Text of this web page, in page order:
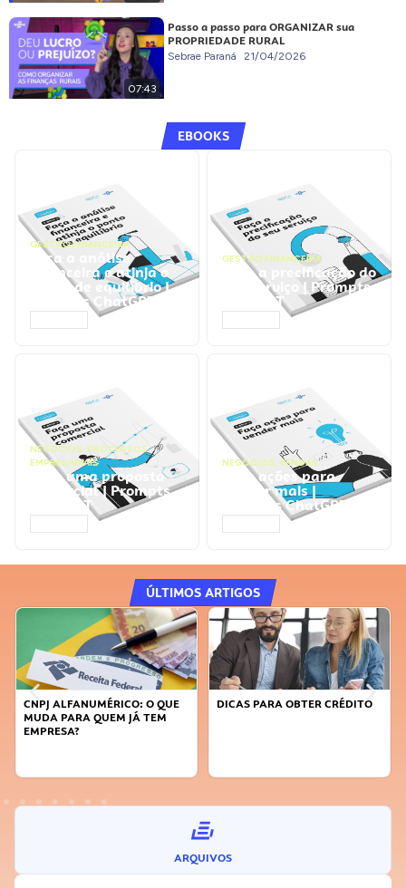
07:43
Passo a passo para ORGANIZAR sua
PROPRIEDADE RURAL
Sebrae Paraná 21/04/2026
EBOOKS
GESTÃO FINANCEIRA
Faça a análise
financeira e atinja o
ponto de equilíbrio |
Prompts ChatGPT
GESTÃO FINANCEIRA
Faça a precificação do
seu serviço | Prompts
ChatGPT
NEGÓCIOS, PROCESSOS
EMPRESARIAIS
Faça uma proposta
comercial | Prompts
ChatGPT
NEGÓCIOS, VENDAS
Faça ações para
vender mais |
Prompts ChatGPT
ÚLTIMOS ARTIGOS
DICAS PARA OBTER CRÉDITO
FAÇA A DIFERENÇA: SEJA
ARQUIVOS